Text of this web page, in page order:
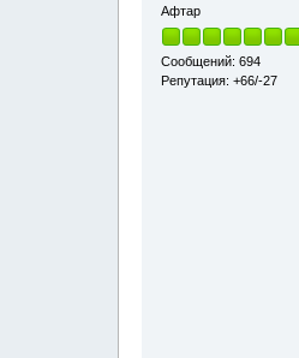
Афтар
Сообщений: 694
Репутация: +66/-27